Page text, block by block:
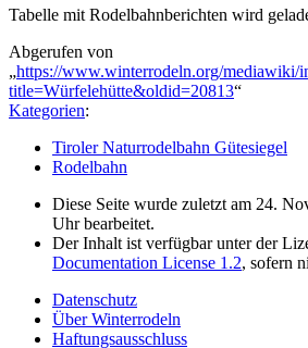
Tabelle mit Rodelbahnberichten wird
Abgerufen von
„https://www.winterrodeln.org/mediawiki/
title=Würfelehütte&oldid=20813“
Kategorien:
Tiroler Naturrodelbahn Gütesiegel
Rodelbahn
Diese Seite wurde zuletzt am 24.
Uhr bearbeitet.
Der Inhalt ist verfügbar unter der
Documentation License 1.2, sofern
Datenschutz
Über Winterrodeln
Haftungsausschluss